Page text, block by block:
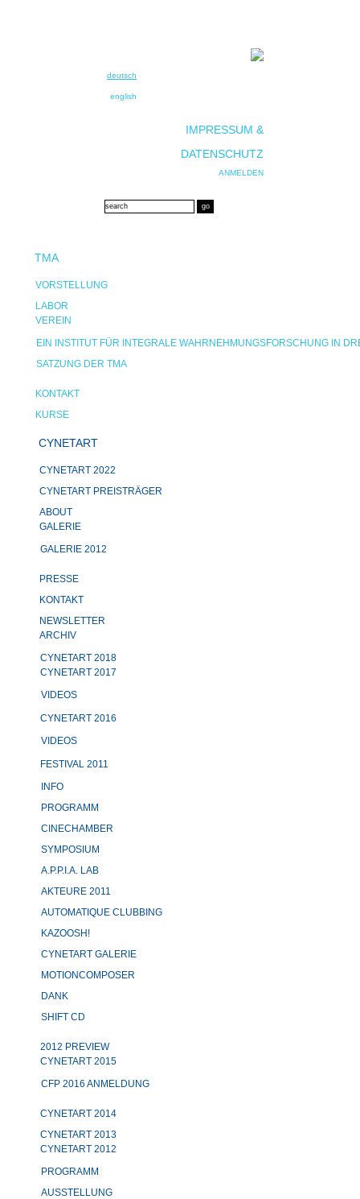
deutsch
english
IMPRESSUM &
DATENSCHUTZ
ANMELDEN
TMA
VORSTELLUNG
LABOR
VEREIN
EIN INSTITUT FÜR INTEGRALE WAHRNEHMUNGSFORSCHUNG IN
SATZUNG DER TMA
KONTAKT
KURSE
CYNETART
CYNETART 2022
CYNETART PREISTRÄGER
ABOUT
GALERIE
GALERIE 2012
PRESSE
KONTAKT
NEWSLETTER
ARCHIV
CYNETART 2018
CYNETART 2017
VIDEOS
CYNETART 2016
VIDEOS
FESTIVAL 2011
INFO
PROGRAMM
CINECHAMBER
SYMPOSIUM
A.P.P.I.A. LAB
AKTEURE 2011
AUTOMATIQUE CLUBBING
KAZOOSH!
CYNETART GALERIE
MOTIONCOMPOSER
DANK
SHIFT CD
2012 PREVIEW
CYNETART 2015
CFP 2016 ANMELDUNG
CYNETART 2014
CYNETART 2013
CYNETART 2012
PROGRAMM
AUSSTELLUNG